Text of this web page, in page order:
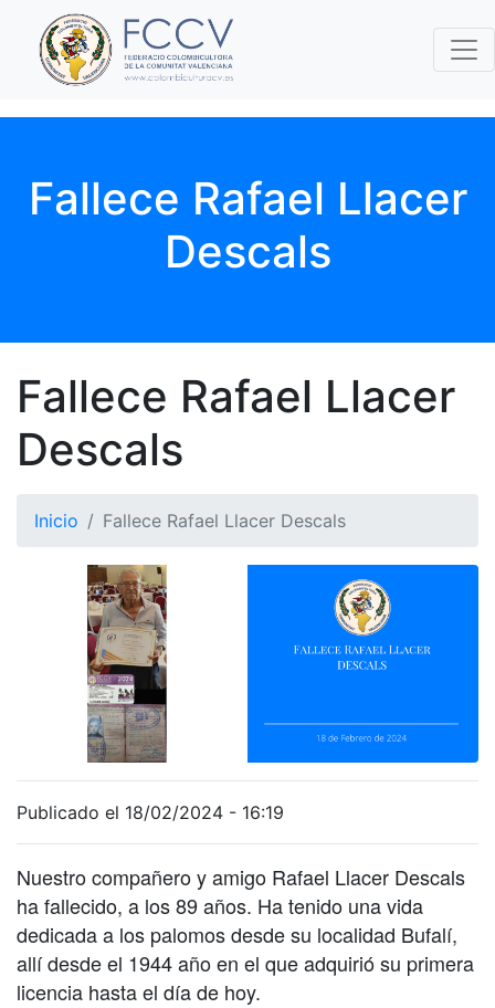
Fallece Rafael Llacer
Descals
Fallece Rafael Llacer
Descals
Inicio Fallece Rafael Llacer Descals
Publicado el 18/02/2024 - 16:19
Nuestro compañero y amigo Rafael Llacer Descals
ha fallecido, a los 89 años. Ha tenido una vida
dedicada a los palomos desde su localidad Bufalí,
allí desde el 1944 año en el que adquirió su primera
licencia hasta el día de hoy.